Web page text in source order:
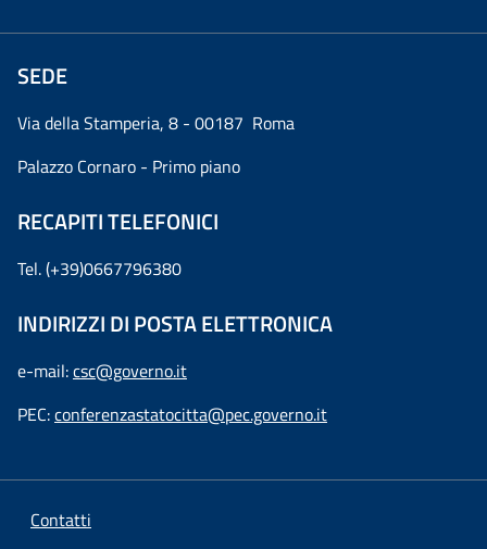
SEDE
Via della Stamperia, 8 - 00187 Roma
Palazzo Cornaro - Primo piano
RECAPITI TELEFONICI
Tel. (+39)0667796380
INDIRIZZI DI POSTA ELETTRONICA
e-mail:csc@governo.it
PEC:conferenzastatocitta@pec.governo.it
Contatti